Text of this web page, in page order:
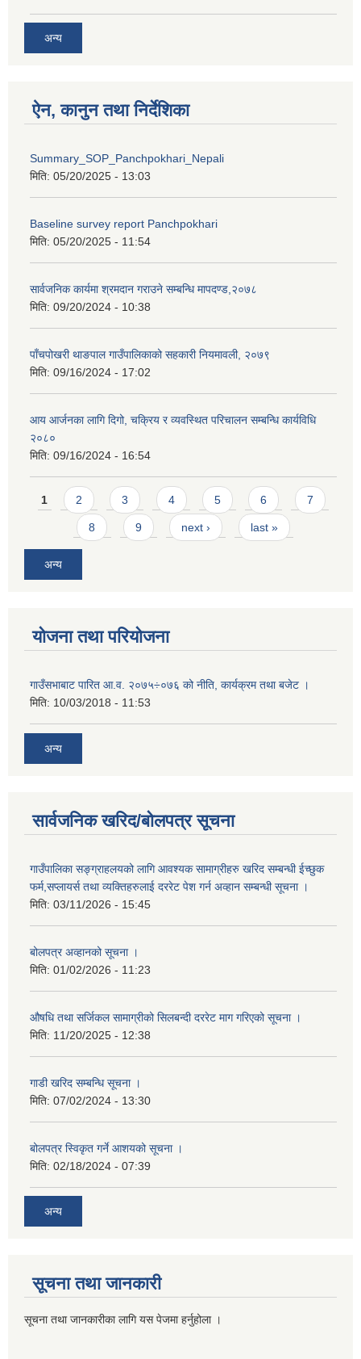
अन्य
ऐन, कानुन तथा निर्देशिका
Summary_SOP_Panchpokhari_Nepali
मिति: 05/20/2025 - 13:03
Baseline survey report Panchpokhari
मिति: 05/20/2025 - 11:54
सार्वजनिक कार्यमा श्रमदान गराउने सम्बन्धि मापदण्ड,२०७८
मिति: 09/20/2024 - 10:38
पाँचपोखरी थाङपाल गाउँपालिकाको सहकारी नियमावली, २०७९
मिति: 09/16/2024 - 17:02
आय आर्जनका लागि दिगो, चक्रिय र व्यवस्थित परिचालन सम्बन्धि कार्यविधि
२०८०
मिति: 09/16/2024 - 16:54
Pages
1 2 3 4 5 6 7
8 9 next › last »
अन्य
योजना तथा परियोजना
गाउँसभाबाट पारित आ.व. २०७५÷०७६ को नीति, कार्यक्रम तथा बजेट ।
मिति: 10/03/2018 - 11:53
अन्य
सार्वजनिक खरिद/बोलपत्र सूचना
गाउँपालिका सङ्ग्राहलयको लागि आवश्यक सामाग्रीहरु खरिद सम्बन्धी ईच्छुक
फर्म,सप्लायर्स तथा व्यक्तिहरुलाई दररेट पेश गर्न अव्हान सम्बन्धी सूचना ।
मिति: 03/11/2026 - 15:45
बोलपत्र अव्हानको सूचना ।
मिति: 01/02/2026 - 11:23
औषधि तथा सर्जिकल सामाग्रीको सिलबन्दी दररेट माग गरिएको सूचना ।
मिति: 11/20/2025 - 12:38
गाडी खरिद सम्बन्धि सूचना ।
मिति: 07/02/2024 - 13:30
बोलपत्र स्विकृत गर्ने आशयको सूचना ।
मिति: 02/18/2024 - 07:39
अन्य
सूचना तथा जानकारी
सूचना तथा जानकारीका लागि यस पेजमा हर्नुहोला ।